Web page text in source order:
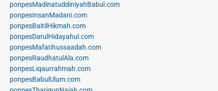
ponpesMadinatuddiniyahBabul.com
ponpesInsanMadani.com
ponpesBaitilHikmah.com
ponpesDarulHidayahul.com
ponpesMafatihussaadah.com
ponpesRaudhatulAla.com
ponpesLiqaurrahmah.com
ponpesBabulUlum.com